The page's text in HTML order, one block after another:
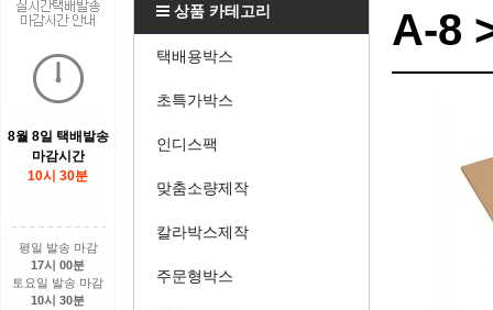
8월 8일 택배발송
마감시간
10시 30분
평일 발송 마감
17시 00분
토요일 발송 마감
10시 30분
상품 카테고리
택배용박스
초특가박스
인디스팩
맞춤소량제작
칼라박스제작
주문형박스
A-8